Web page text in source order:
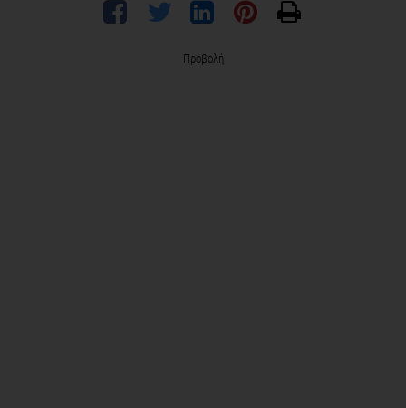
Προβολή